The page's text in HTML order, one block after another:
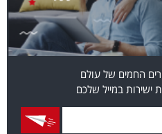
החמים של עולם
ישירות במייל שלכם